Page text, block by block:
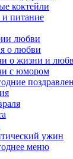
коктейли
и питание
любви
о любви
о жизни и
с юмором
ужин
меню